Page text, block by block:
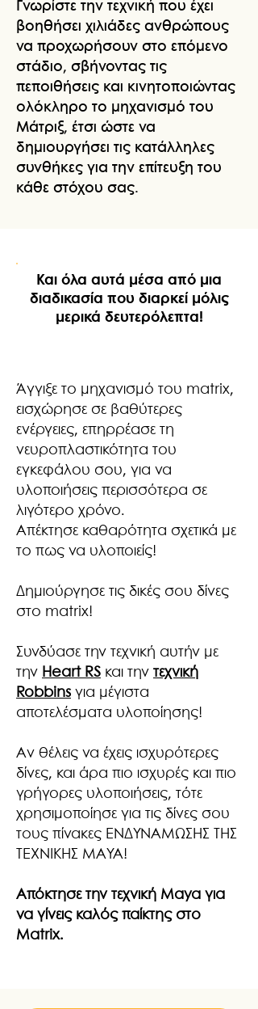
Γνωρίστε την τεχνική που έχει
βοηθήσει χιλιάδες ανθρώπους
να προχωρήσουν στο επόμενο
στάδιο, σβήνοντας τις
πεποιθήσεις και κινητοποιώντας
ολόκληρο το μηχανισμό του
Μάτριξ, έτσι ώστε να
δημιουργήσει τις κατάλληλες
συνθήκες για την επίτευξη του
κάθε στόχου σας.
Και όλα αυτά μέσα από μια
διαδικασία που διαρκεί μόλις
μερικά δευτερόλεπτα!
Άγγιξε το μηχανισμό του matrix,
εισχώρησε σε βαθύτερες
ενέργειες, επηρρέασε τη
νευροπλαστικότητα του
εγκεφάλου σου, για να
υλοποιήσεις περισσότερα σε
λιγότερο χρόνο.
Απέκτησε καθαρότητα σχετικά με
το πως να υλοποιείς!
Δημιούργησε τις δικές σου δίνες
στο matrix!
Συνδύασε την τεχνική αυτήν με
την Heart RS και την τεχνική
Robbins για μέγιστα
αποτελέσματα υλοποίησης!
Αν θέλεις να έχεις ισχυρότερες
δίνες, και άρα πιο ισχυρές και πιο
γρήγορες υλοποιήσεις, τότε
χρησιμοποίησε για τις δίνες σου
τους πίνακες ΕΝΔΥΝΑΜΩΣΗΣ ΤΗΣ
ΤΕΧΝΙΚΗΣ MAYA!
Απόκτησε την τεχνική Maya για
να γίνεις καλός παίκτης στο
Matrix.